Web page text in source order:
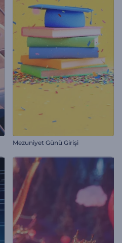
Mezuniyet Günü Girişi